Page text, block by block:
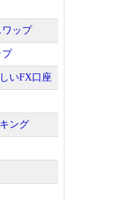
ップ
プ
いFX口座
ング